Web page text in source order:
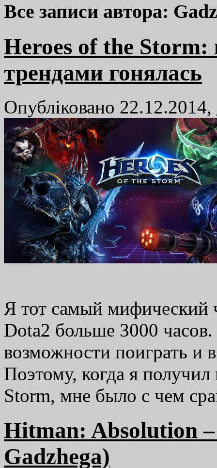
Все записи автора:
Heroes of the Storm:
трендами гонялась
Опубліковано 22.12.2014,
Я тот самый мифический
Dota2 больше 3000
возможности поиграть и
Поэтому, когда я
Storm, мне было с чем
Hitman: Absolution
Gadzhega)